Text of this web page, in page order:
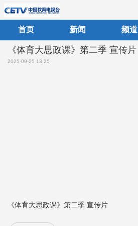
首页 新闻 频道
《体育大思政课》第二季 宣传片
2025-09-25 13:25
《体育大思政课》第二季 宣传片